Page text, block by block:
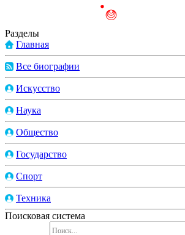
Разделы
Главная
Все биографии
Искусство
Наука
Общество
Государство
Спорт
Техника
Поисковая система